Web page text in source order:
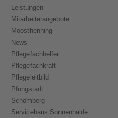
Leistungen
Mitarbeiterangebote
Moosthenning
News
Pflegefachhelfer
Pflegefachkraft
Pflegeleitbild
Pfungstadt
Schömberg
Servicehaus Sonnenhalde